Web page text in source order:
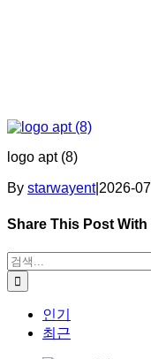
logo apt (8)
By starwayent| 2026-
Share This Post With
Facebook
X
Tumblr
Pinterest
이메일
검색:
인기
최근